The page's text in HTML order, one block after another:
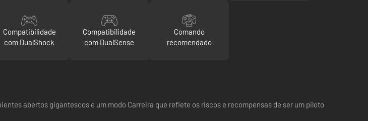
Compatibilidade
com DualShock
Compatibilidade
com DualSense
Comando
recomendado
abertos gigantescos e um modo Carreira que reflete os riscos e recompensas de ser um piloto